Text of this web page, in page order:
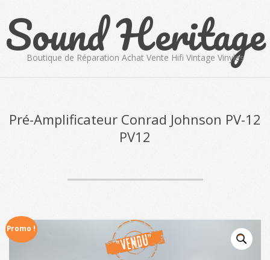
content
Sound Heritage
Boutique de Réparation Achat Vente Hifi Vintage Vinyles
MenuPré-Amplificateur Conrad Johnson PV-12
PV12
Promo !